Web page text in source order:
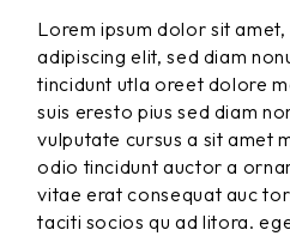
Lorem ipsum dolor sit
adipiscing elit, sed diam
tincidunt utla oreet dolore
suis eresto pius sed diam
vulputate cursus a sit amet
odio tincidunt auctor a
vitae erat consequat auc
taciti socios qu ad litora.